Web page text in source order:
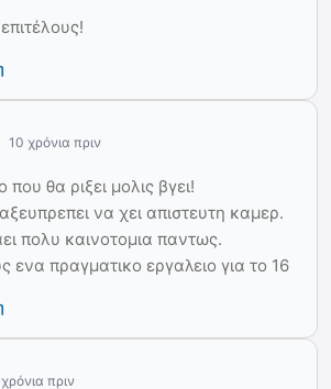
10 χρόνια πριν
που θα ριξει μολις βγει!
να χει απιστευτη καμερ.
πολυ καινοτομια παντως.
ενα πραγματικο εργαλειο για το 16
πριν